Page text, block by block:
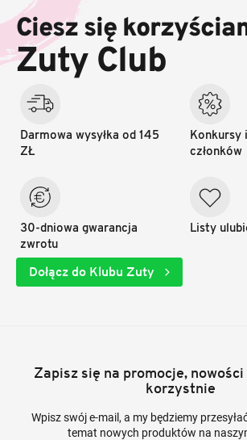
p
k
a
Ciesz się
Zuty Club
Darmowa wysyłka od 145
ZŁ
30-dniowa gwarancja
zwrotu
Konkursy
członków
Listy
Dołącz do Klubu Zuty
Zapisz się na promocje,
korzystnie
Wpisz swój e-mail, a my będziemy
temat nowych produktów na